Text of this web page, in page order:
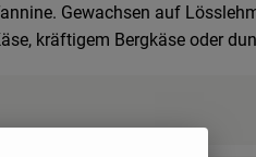
Gewachsen auf
kräftigem Bergkäse oder